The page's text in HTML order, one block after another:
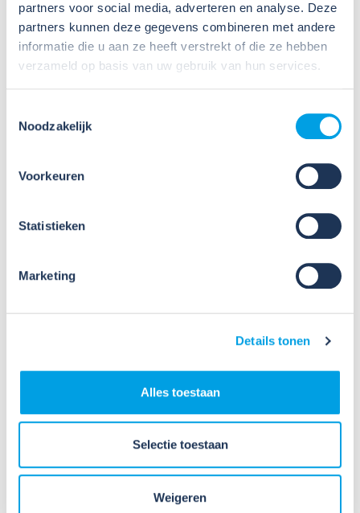
partners voor social media, adverteren en analyse. Deze
partners kunnen deze gegevens combineren met andere
informatie die u aan ze heeft verstrekt of die ze hebben
verzameld op basis van uw gebruik van hun services.
Noodzakelijk
Voorkeuren
Statistieken
Marketing
Details tonen
Alles toestaan
Selectie toestaan
Weigeren
stoffen?
Veel organisaties hebben
werken. Dat is een belangrijke eerste stap, maar
daarmee voldoe je nog niet aan de verplichtingen
2026
preventiemedewerker wettelijk
moet uitvoeren[M?
rol in het creëren van een gezonde en veilige